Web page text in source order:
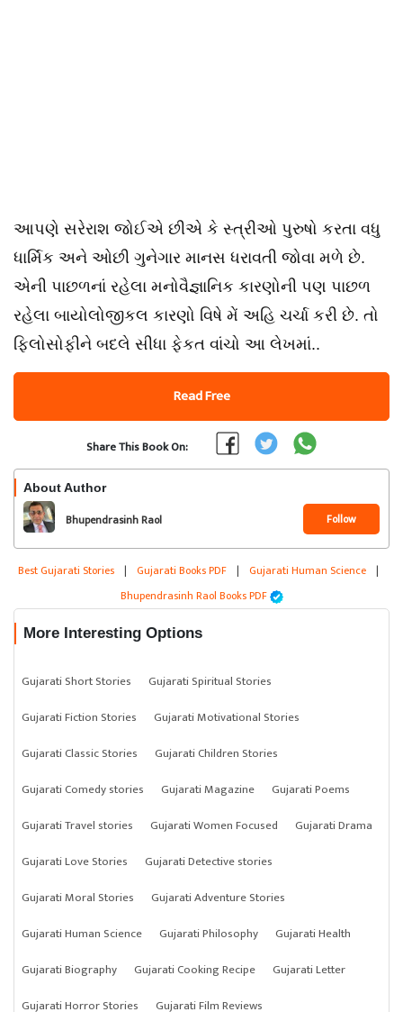
આપણે સરેરાશ જોઈએ છીએ કે સ્ત્રીઓ પુરુષો કરતા વધુ
ધાર્મિક અને ઓછી ગુનેગાર માનસ ધરાવતી જોવા મળે છે.
એની પાછળનાં રહેલા મનોવૈજ્ઞાનિક કારણોની પણ પાછળ
રહેલા બાયોલોજીકલ કારણો વિષે મેં અહિ ચર્ચા કરી છે. તો
ફિલોસોફીને બદલે સીધા ફેકત વાંચો આ લેખમાં..
Read Free
Share This Book On:
About Author
Bhupendrasinh Raol Follow
Best Gujarati Stories | Gujarati Books PDF | Gujarati Human Science |
Bhupendrasinh Raol Books PDF
More Interesting Options
Gujarati Short Stories
Gujarati Spiritual Stories
Gujarati Fiction Stories
Gujarati Motivational Stories
Gujarati Classic Stories
Gujarati Children Stories
Gujarati Comedy stories
Gujarati Magazine
Gujarati Poems
Gujarati Travel stories
Gujarati Women Focused
Gujarati Drama
Gujarati Love Stories
Gujarati Detective stories
Gujarati Moral Stories
Gujarati Adventure Stories
Gujarati Human Science
Gujarati Philosophy
Gujarati Health
Gujarati Biography
Gujarati Cooking Recipe
Gujarati Letter
Gujarati Horror Stories
Gujarati Film Reviews